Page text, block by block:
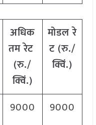
अधिक
तमरेट
(रु./
क्विं.)
मोडलरे
ट (रु./
क्विं.)
9000 9000